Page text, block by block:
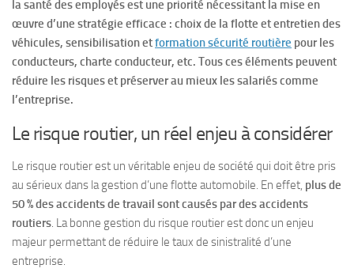
la santé des employés est une priorité nécessitant la mise en
œuvre d’une stratégie efficace : choix de la flotte et entretien des
véhicules, sensibilisation etformation sécurité routière pour les
conducteurs, charte conducteur, etc. Tous ces éléments peuvent
réduire les risques et préserver au mieux les salariés comme
l’entreprise.
Le risque routier, un réel enjeu à considérer
Le risque routier est un véritable enjeu de société qui doit être pris
au sérieux dans la gestion d’une flotte automobile. En effet, plus de
50 % des accidents de travail sont causés par des accidents
routiers. La bonne gestion du risque routier est donc un enjeu
majeur permettant de réduire le taux de sinistralité d’une
entreprise.